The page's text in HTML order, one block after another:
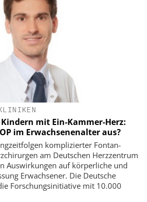
mit Ein-Kammer-Herz:
im Erwachsenenalter aus?
komplizierter Fontan-
am Deutschen Herzzentrum
Auswirkungen auf körperliche und
Erwachsener. Die Deutsche
Forschungsinitiative mit 10.000